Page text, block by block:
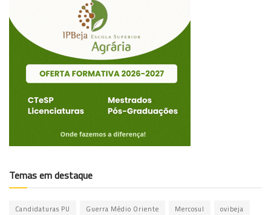
Temas em destaque
Candidaturas PU Guerra Médio Oriente Mercosul ovibeja